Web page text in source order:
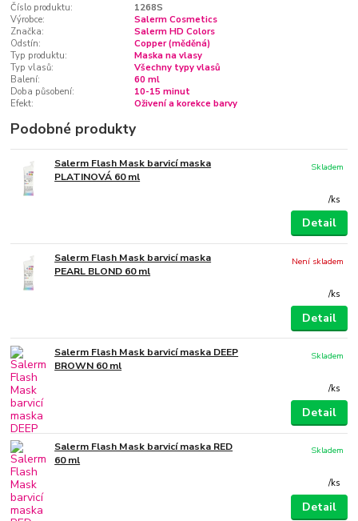
Číslo produktu:
1268S
Výrobce:
Salerm Cosmetics
Značka:
Salerm HD Colors
Odstín:
Copper (měděná)
Typ produktu:
Maska na vlasy
Typ vlasů:
Všechny typy vlasů
Balení:
60 ml
Doba působení:
10-15 minut
Efekt:
Oživení a korekce barvy
Podobné produkty
Salerm Flash Mask barvicí maska
PLATINOVÁ 60 ml
/ks
Skladem
Detail
Salerm Flash Mask barvicí maska
PEARL BLOND 60 ml
/ks
Není skladem
Detail
Salerm Flash Mask barvicí maska DEEP
BROWN 60 ml
/ks
Skladem
Detail
Salerm Flash Mask barvicí maska RED
60 ml
/ks
Skladem
Detail